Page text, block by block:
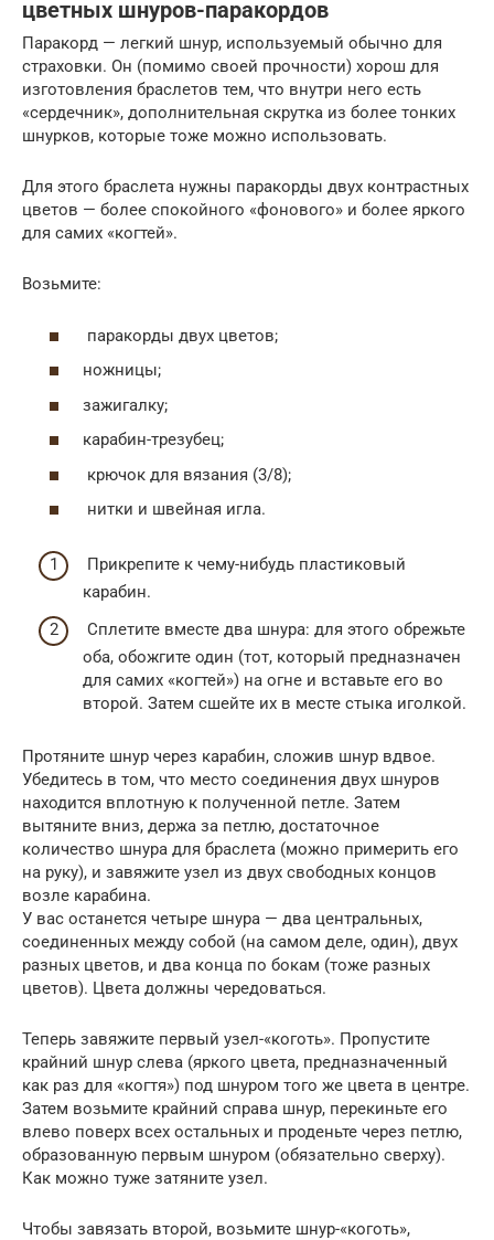
цветных шнуров-паракордов
Паракорд — легкий шнур, используемый обычно для
страховки. Он (помимо своей прочности) хорош для
изготовления браслетов тем, что внутри него есть
«сердечник», дополнительная скрутка из более тонких
шнурков, которые тоже можно использовать.
Для этого браслета нужны паракорды двух контрастных
цветов — более спокойного «фонового» и более яркого
для самих «когтей».
Возьмите:
паракорды двух цветов;
ножницы;
зажигалку;
карабин-трезубец;
крючок для вязания (3/8);
нитки и швейная игла.
Прикрепите к чему-нибудь пластиковый
карабин.
Сплетите вместе два шнура: для этого обрежьте
оба, обожгите один (тот, который предназначен
для самих «когтей») на огне и вставьте его во
второй. Затем сшейте их в месте стыка иголкой.
Протяните шнур через карабин, сложив шнур вдвое.
Убедитесь в том, что место соединения двух шнуров
находится вплотную к полученной петле. Затем
вытяните вниз, держа за петлю, достаточное
количество шнура для браслета (можно примерить его
на руку), и завяжите узел из двух свободных концов
возле карабина.
У вас останется четыре шнура — два центральных,
соединенных между собой (на самом деле, один), двух
разных цветов, и два конца по бокам (тоже разных
цветов). Цвета должны чередоваться.
Теперь завяжите первый узел-«коготь». Пропустите
крайний шнур слева (яркого цвета, предназначенный
как раз для «когтя») под шнуром того же цвета в центре.
Затем возьмите крайний справа шнур, перекиньте его
влево поверх всех остальных и проденьте через петлю,
образованную первым шнуром (обязательно сверху).
Как можно туже затяните узел.
Чтобы завязать второй, возьмите шнур-«коготь»,